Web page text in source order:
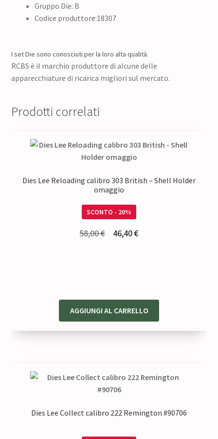
Gruppo Die: B
Codice produttore:18307
I set Die sono conosciuti per la loro alta qualità.
RCBS è il marchio produttore di alcune delle
apparecchiature di ricarica migliori sul mercato.
Prodotti correlati
Dies Lee Reloading calibro 303 British – Shell Holder
omaggio
SCONTO - 20%
58,00€ 46,40€Il
AGGIUNGI AL CARRELLO
Dies Lee Collect calibro 222 Remington #90706